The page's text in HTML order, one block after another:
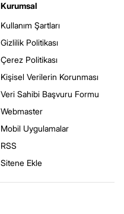
Kurumsal
Kullanım Şartları
Gizlilik Politikası
Çerez Politikası
Kişisel Verilerin Korunması
Veri Sahibi Başvuru Formu
Webmaster
Mobil Uygulamalar
RSS
Sitene Ekle